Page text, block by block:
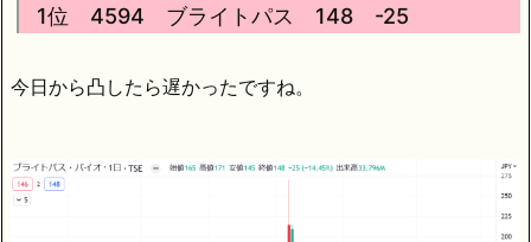
1位 4594 ブライトパス 148 -25
今日から凸したら遅かったですね。